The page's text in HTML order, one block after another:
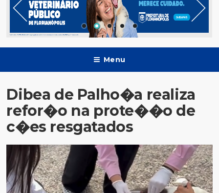
Menu
Dibea de Palho�a realiza
refor�o na prote��o de
c�es resgatados